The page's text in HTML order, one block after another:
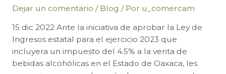
Dejar un comentario / Blog / Por u_comercam
15 dic 2022 Ante la iniciativa de aprobar la Ley de
Ingresos estatal para el ejercicio 2023 que
incluyera un impuesto del 4.5% a la venta de
bebidas alcohólicas en el Estado de Oaxaca, les